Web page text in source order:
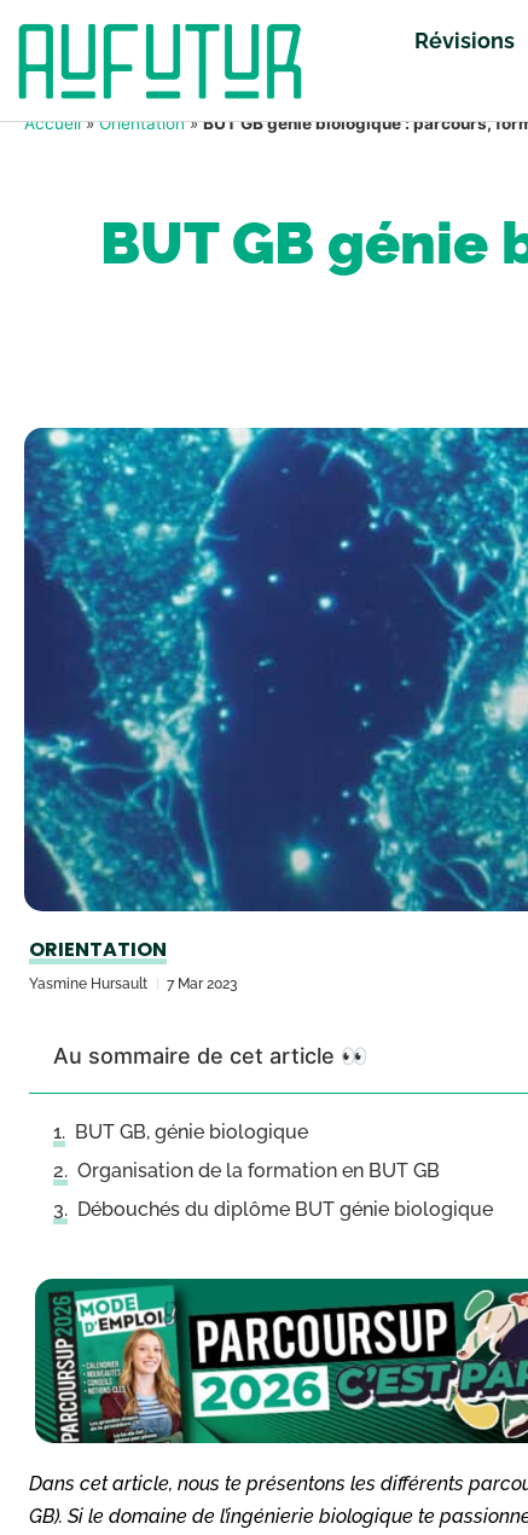
Révisions
Accueil»Orientation»BUT GB génie biologique : parcours,
BUT GB
ORIENTATION
Yasmine Hursault 7 Mar 2023
Au sommaire de cet article 👀
BUT GB, génie biologique
Organisation de la formation en BUT GB
Débouchés du diplôme BUT génie biologique
Dans cet article, nous te présentons les différents
GB). Si le domaine de l’ingénierie biologique te